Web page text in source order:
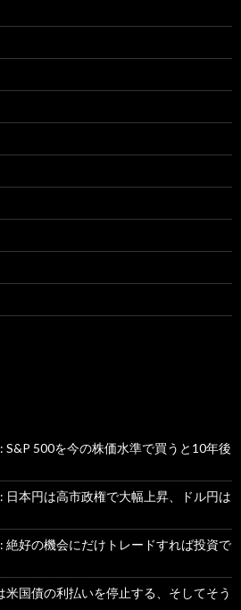
500を今の株価水準で買うと10年後
日本円は高市政権で大幅上昇、ドル円は
絶好の機会にだけトレードすれば投資で
米国債の利払いを停止する、そしてそう